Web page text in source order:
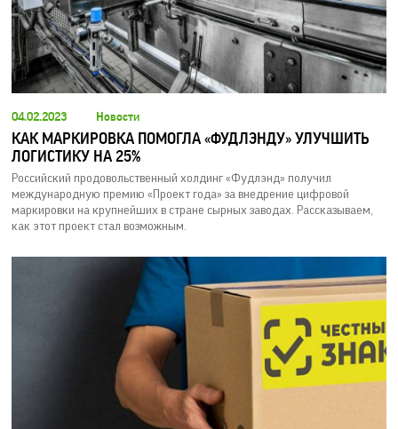
04.02.2023 Новости
КАК МАРКИРОВКА ПОМОГЛА «ФУДЛЭНДУ» УЛУЧШИТЬ
ЛОГИСТИКУ НА 25%
Российский продовольственный холдинг «Фудлэнд» получил
международную премию «Проект года» за внедрение цифровой
маркировки на крупнейших в стране сырных заводах. Рассказываем,
как этот проект стал возможным.